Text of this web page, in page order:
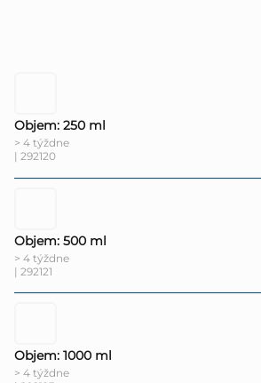
Objem: 250 ml
> 4 týždne
| 292120
Objem: 500 ml
> 4 týždne
| 292121
Objem: 1000 ml
> 4 týždne